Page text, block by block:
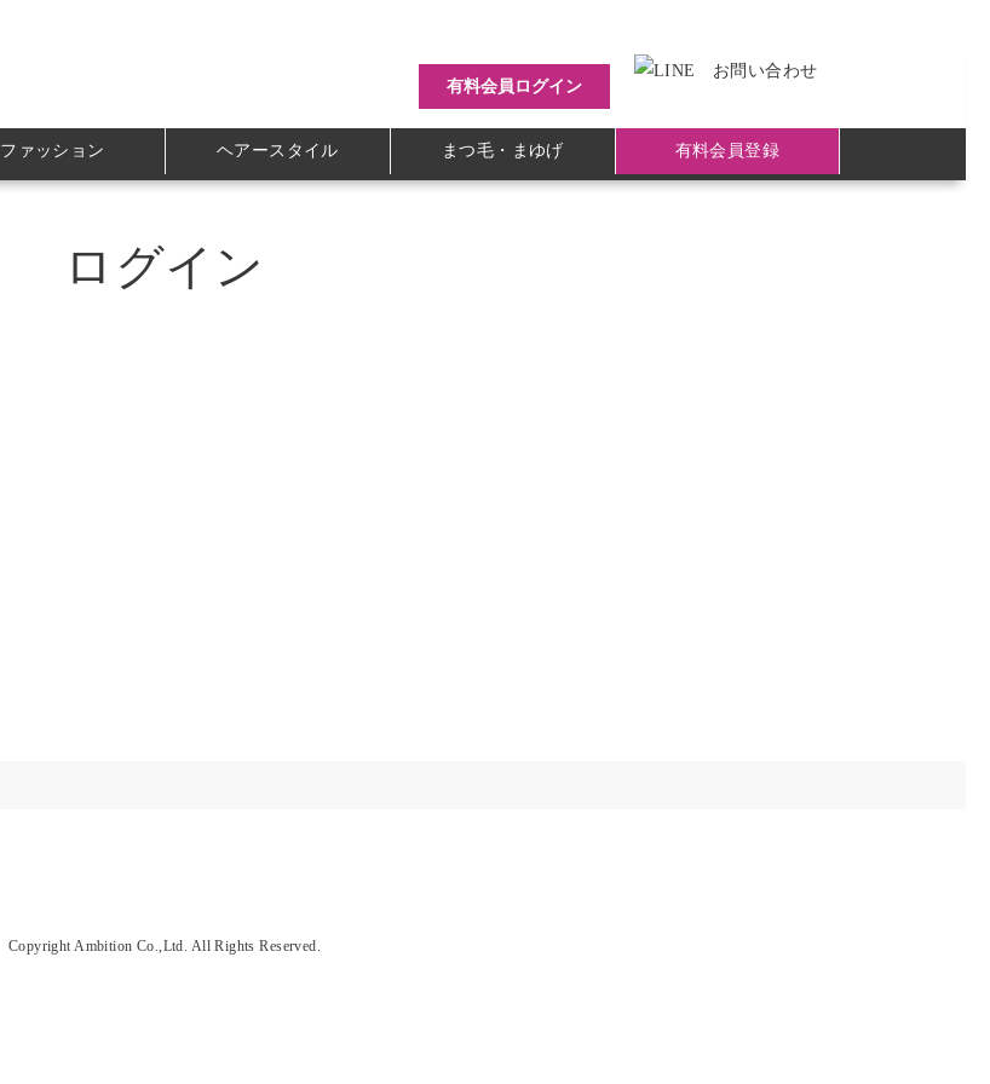
有料会員ログイン
ファッション ヘアースタイル まつ毛・まゆげ 有料会員登録
ログイン
Copyright Ambition Co.,Ltd. All Rights Reserved.